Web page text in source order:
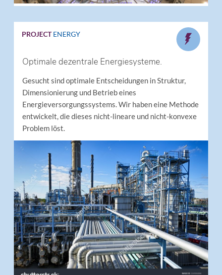
PROJECT ENERGY
Optimale dezentrale Energiesysteme.
Gesucht sind optimale Entscheidungen in Struktur,
Dimensionierung und Betrieb eines
Energieversorgungssystems. Wir haben eine Methode
entwickelt, die dieses nicht-lineare und nicht-konvexe
Problem löst.